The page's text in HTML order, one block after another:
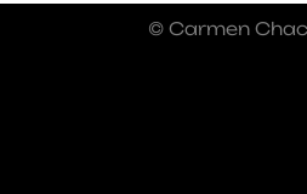
© Carmen